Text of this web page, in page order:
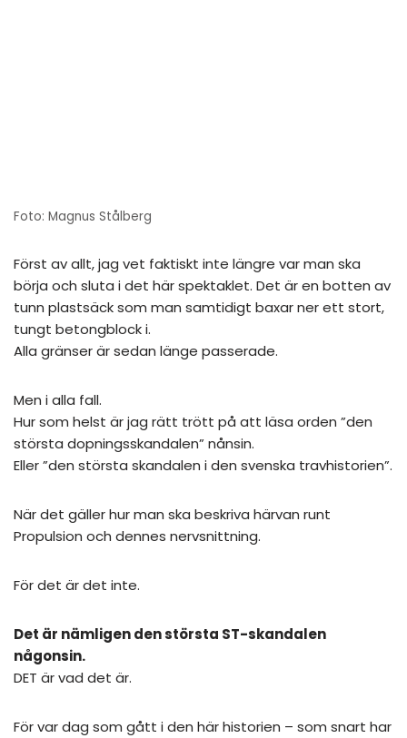
Foto: Magnus Stålberg
Först av allt, jag vet faktiskt inte längre var man ska
börja och sluta i det här spektaklet. Det är en botten av
tunn plastsäck som man samtidigt baxar ner ett stort,
tungt betongblock i.
Alla gränser är sedan länge passerade.
Men i alla fall.
Hur som helst är jag rätt trött på att läsa orden ”den
största dopningsskandalen” nånsin.
Eller ”den största skandalen i den svenska travhistorien”.
När det gäller hur man ska beskriva härvan runt
Propulsion och dennes nervsnittning.
För det är det inte.
Det är nämligen den största ST-skandalen
någonsin.
DET är vad det är.
För var dag som gått i den här historien – som snart har